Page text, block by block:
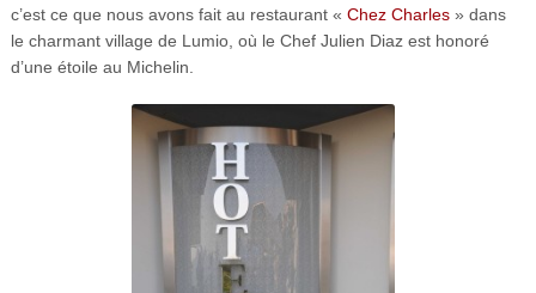
c’est ce que nous avons fait au restaurant « Chez Charles» dans
le charmant village de Lumio, où le Chef Julien Diaz est honoré
d’une étoile au Michelin.